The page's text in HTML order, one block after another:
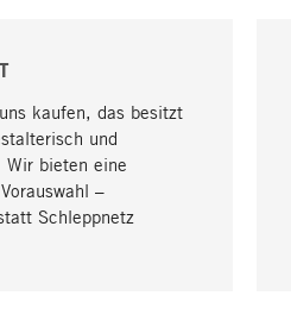
kaufen, das besitzt
und
Wir bieten eine
–
Schleppnetz